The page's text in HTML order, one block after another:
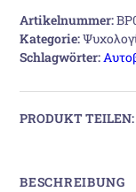
Artikelnummer:
Kategorie:
Schlagwörter:
PRODUKT TEILEN:
BESCHREIBUNG